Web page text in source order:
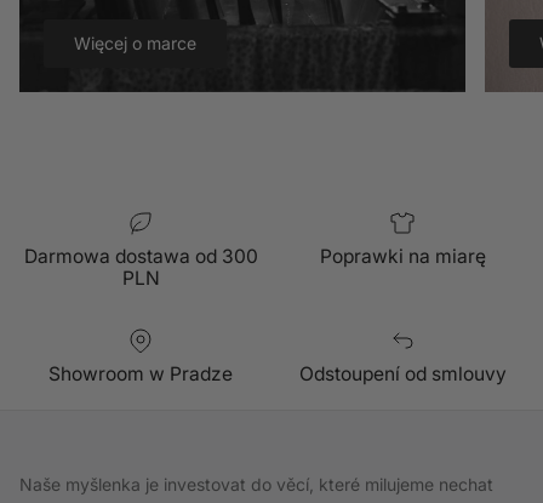
Więcej o marce
Darmowa dostawa od 300
PLN
Poprawki na miarę
Showroom w Pradze Odstoupení od smlouvy
Naše myšlenka je investovat do věcí, které milujeme nechat